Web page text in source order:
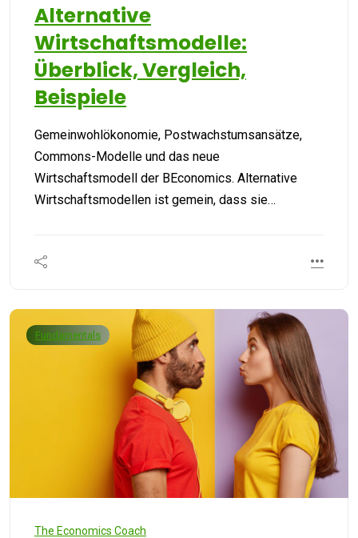
Alternative
Wirtschaftsmodelle:
Überblick, Vergleich,
Beispiele
Gemeinwohlökonomie, Postwachstumsansätze,
Commons-Modelle und das neue
Wirtschaftsmodell der BEconomics. Alternative
Wirtschaftsmodellen ist gemein, dass sie…
Fundamentals
The Economics Coach